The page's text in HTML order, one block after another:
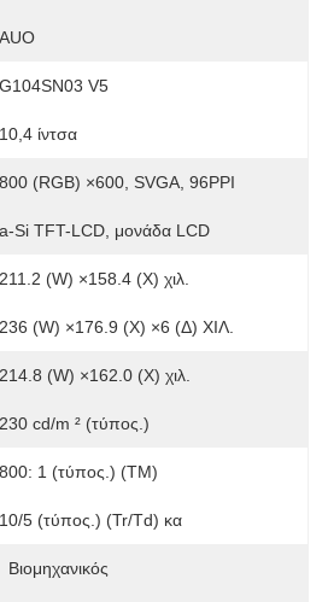
AUO
G104SN03 V5
10,4 ίντσα
800 (RGB) ×600, SVGA, 96PPI
a-Si TFT-LCD, μονάδα LCD
211.2 (W) ×158.4 (Χ) χιλ.
236 (W) ×176.9 (Χ) ×6 (Δ) ΧΙΛ.
214.8 (W) ×162.0 (Χ) χιλ.
230 cd/m ² (τύπος.)
800: 1 (τύπος.) (TM)
10/5 (τύπος.) (Tr/Td) κα
Βιομηχανικός